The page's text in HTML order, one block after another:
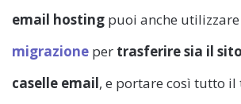
email hosting puoi anche
migrazione per trasferire sia il sito
caselle email, e portare così tutto